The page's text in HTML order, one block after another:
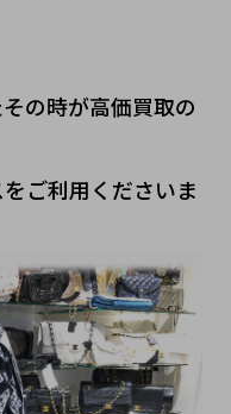
の時が高価買取の
ご利用くださいま